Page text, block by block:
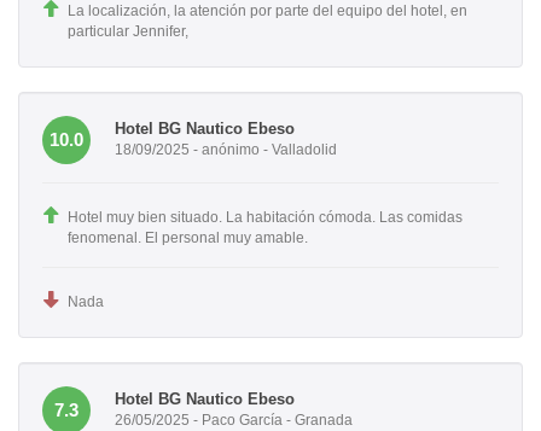
La localización, la atención por parte del equipo del hotel, en
particular Jennifer,
10.0
Hotel BG Nautico Ebeso
18/09/2025 - anónimo - Valladolid
Hotel muy bien situado. La habitación cómoda. Las comidas
fenomenal. El personal muy amable.
Nada
7.3
Hotel BG Nautico Ebeso
26/05/2025 - Paco García - Granada